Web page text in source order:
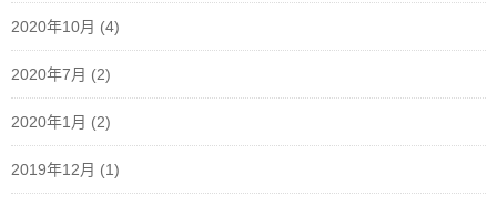
2020年10月 (4)
2020年7月 (2)
2020年1月 (2)
2019年12月 (1)